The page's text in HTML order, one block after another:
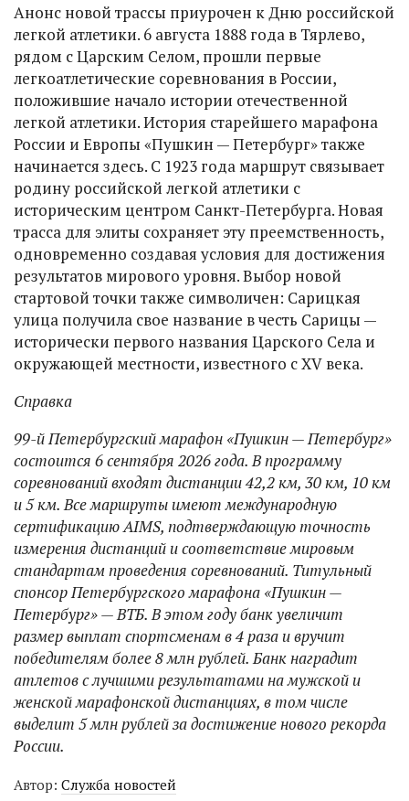
Анонс новой трассы приурочен к Дню российской
легкой атлетики. 6 августа 1888 года в Тярлево,
рядом с Царским Селом, прошли первые
легкоатлетические соревнования в России,
положившие начало истории отечественной
легкой атлетики. История старейшего марафона
России и Европы «Пушкин — Петербург» также
начинается здесь. С 1923 года маршрут связывает
родину российской легкой атлетики с
историческим центром Санкт-Петербурга. Новая
трасса для элиты сохраняет эту преемственность,
одновременно создавая условия для достижения
результатов мирового уровня. Выбор новой
стартовой точки также символичен: Сарицкая
улица получила свое название в честь Сарицы —
исторически первого названия Царского Села и
окружающей местности, известного с XV века.
Справка
99-й Петербургский марафон «Пушкин — Петербург»
состоится 6 сентября 2026 года. В программу
соревнований входят дистанции 42,2 км, 30 км, 10 км
и 5 км. Все маршруты имеют международную
сертификацию AIMS, подтверждающую точность
измерения дистанций и соответствие мировым
стандартам проведения соревнований. Титульный
спонсор Петербургского марафона «Пушкин —
Петербург» — ВТБ. В этом году банк увеличит
размер выплат спортсменам в 4 раза и вручит
победителям более 8 млн рублей. Банк наградит
атлетов с лучшими результатами на мужской и
женской марафонской дистанциях, в том числе
выделит 5 млн рублей за достижение нового рекорда
России.
Автор: Служба новостей